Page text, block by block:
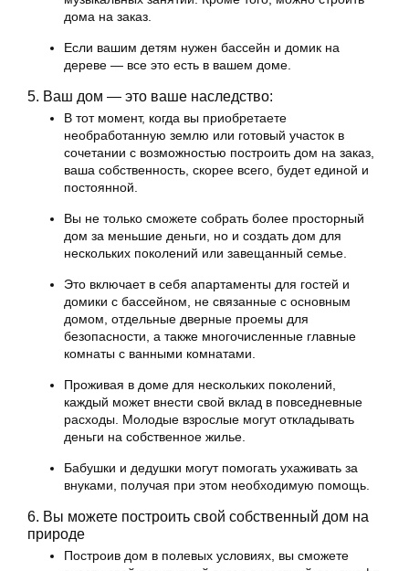
дома на заказ.
Если вашим детям нужен бассейн и домик на
дереве — все это есть в вашем доме.
5. Ваш дом — это ваше наследство:
В тот момент, когда вы приобретаете
необработанную землю или готовый участок в
сочетании с возможностью построить дом на заказ,
ваша собственность, скорее всего, будет единой и
постоянной.
Вы не только сможете собрать более просторный
дом за меньшие деньги, но и создать дом для
нескольких поколений или завещанный семье.
Это включает в себя апартаменты для гостей и
домики с бассейном, не связанные с основным
домом, отдельные дверные проемы для
безопасности, а также многочисленные главные
комнаты с ванными комнатами.
Проживая в доме для нескольких поколений,
каждый может внести свой вклад в повседневные
расходы. Молодые взрослые могут откладывать
деньги на собственное жилье.
Бабушки и дедушки могут помогать ухаживать за
внуками, получая при этом необходимую помощь.
6. Вы можете построить свой собственный дом на
природе
Построив дом в полевых условиях, вы сможете